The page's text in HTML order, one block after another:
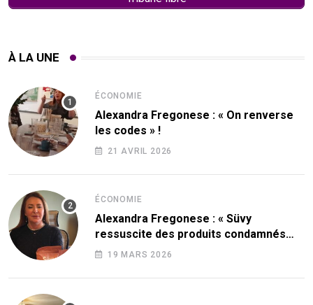
À LA UNE
ÉCONOMIE
Alexandra Fregonese : « On renverse
les codes » !
21 AVRIL 2026
ÉCONOMIE
Alexandra Fregonese : « Süvy
ressuscite des produits condamnés
par le sucre ! »
19 MARS 2026